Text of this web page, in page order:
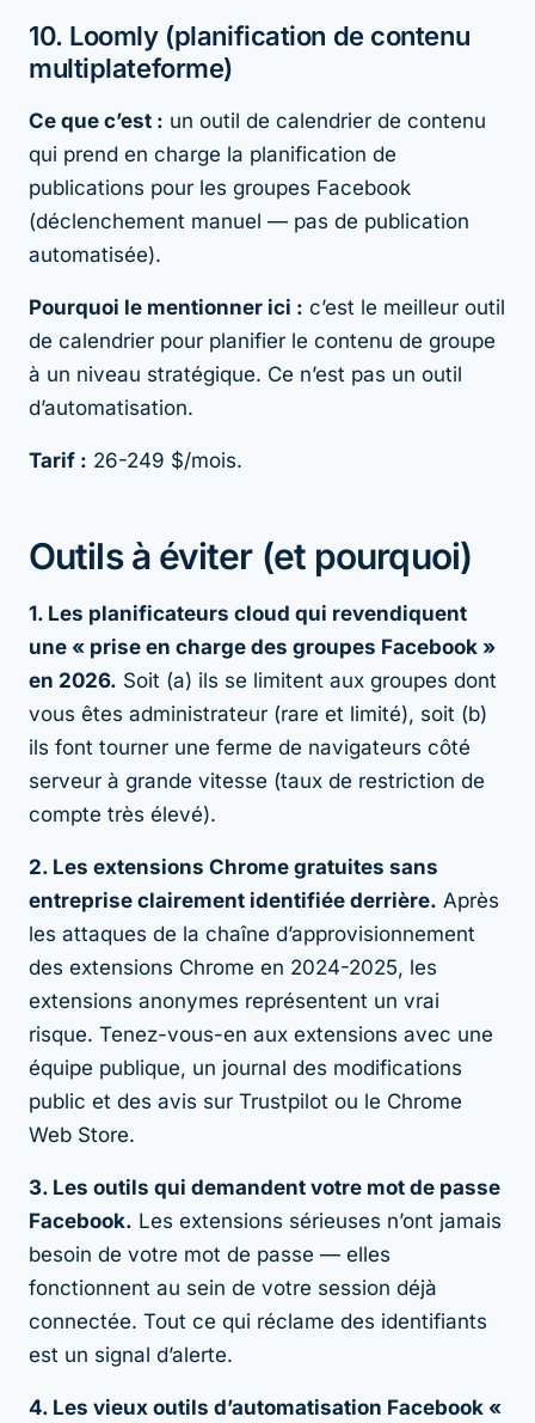
10. Loomly (planification de contenu
multiplateforme)
Ce que c’est : un outil de calendrier de contenu
qui prend en charge la planification de
publications pour les groupes Facebook
(déclenchement manuel — pas de publication
automatisée).
Pourquoi le mentionner ici : c’est le meilleur outil
de calendrier pour planifier le contenu de groupe
à un niveau stratégique. Ce n’est pas un outil
d’automatisation.
Tarif : 26-249 $/mois.
Outils à éviter (et pourquoi)
1. Les planificateurs cloud qui revendiquent
une « prise en charge des groupes Facebook »
en 2026. Soit (a) ils se limitent aux groupes dont
vous êtes administrateur (rare et limité), soit (b)
ils font tourner une ferme de navigateurs côté
serveur à grande vitesse (taux de restriction de
compte très élevé).
2. Les extensions Chrome gratuites sans
entreprise clairement identifiée derrière. Après
les attaques de la chaîne d’approvisionnement
des extensions Chrome en 2024-2025, les
extensions anonymes représentent un vrai
risque. Tenez-vous-en aux extensions avec une
équipe publique, un journal des modifications
public et des avis sur Trustpilot ou le Chrome
Web Store.
3. Les outils qui demandent votre mot de passe
Facebook. Les extensions sérieuses n’ont jamais
besoin de votre mot de passe — elles
fonctionnent au sein de votre session déjà
connectée. Tout ce qui réclame des identifiants
est un signal d’alerte.
4. Les vieux outils d’automatisation Facebook «